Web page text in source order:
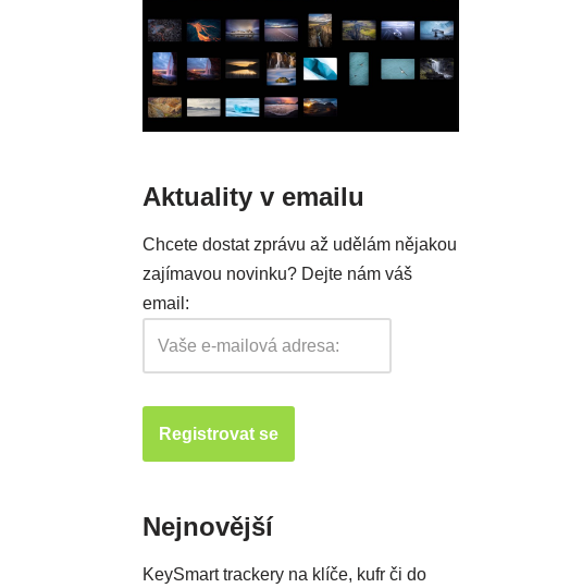
Aktuality v emailu
Chcete dostat zprávu až udělám nějakou
zajímavou novinku? Dejte nám váš
email:
Nejnovější
KeySmart trackery na klíče, kufr či do